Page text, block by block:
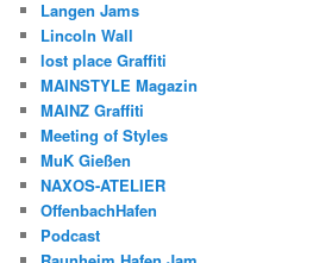
Langen Jams
Lincoln Wall
lost place Graffiti
MAINSTYLE Magazin
MAINZ Graffiti
Meeting of Styles
MuK Gießen
NAXOS-ATELIER
OffenbachHafen
Podcast